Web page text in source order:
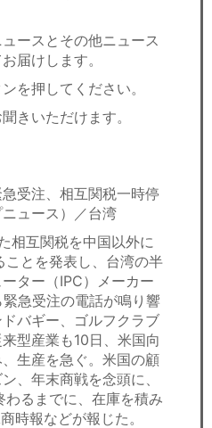
ースとその他ニュース
届けします。
を押してください。
きいただけます。
受注、相互関税一時停
ュース）／台湾
相互関税を中国以外に
とを発表し、台湾の半
ター（IPC）メーカー
急受注の電話が鳴り響
バギー、ゴルフクラブ
型産業も10日、米国向
生産を急ぐ。米国の顧
、年末商戦を念頭に、
るまでに、在庫を積み
時報などが報じた。